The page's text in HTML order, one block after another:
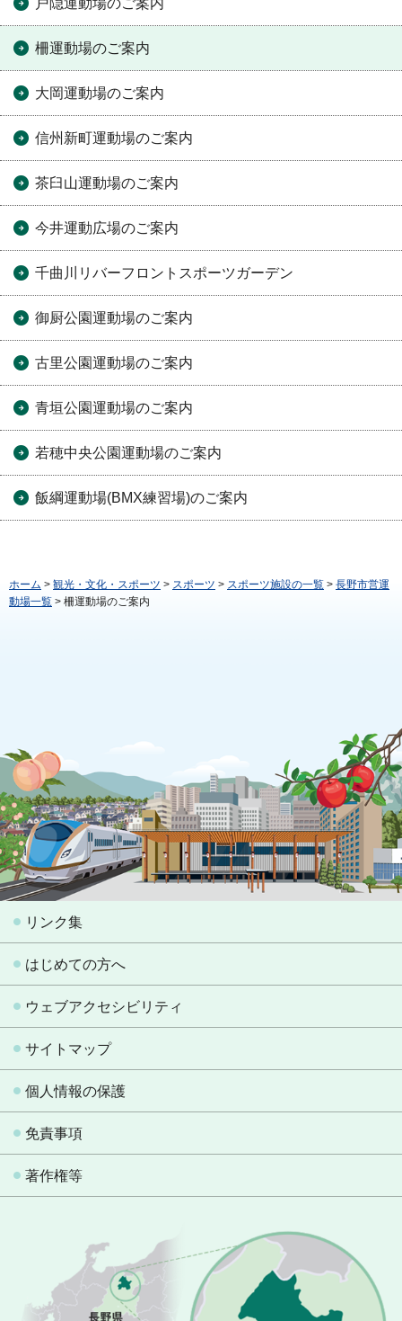
柵運動場のご案内
大岡運動場のご案内
信州新町運動場のご案内
茶臼山運動場のご案内
今井運動広場のご案内
千曲川リバーフロントスポーツガーデン
御厨公園運動場のご案内
古里公園運動場のご案内
青垣公園運動場のご案内
若穂中央公園運動場のご案内
飯綱運動場(BMX練習場)のご案内
ホーム > 観光・文化・スポーツ > スポーツ > スポーツ施設の一覧 > 長野市営運
動場一覧 > 柵運動場のご案内
リンク集
はじめての方へ
ウェブアクセシビリティ
サイトマップ
個人情報の保護
免責事項
著作権等